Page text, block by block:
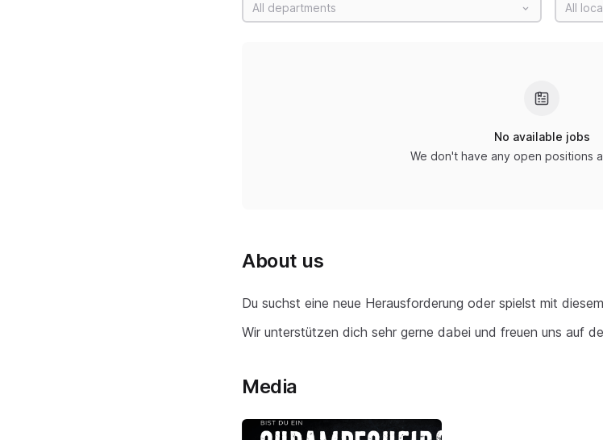
All departments
All
No available jobs
We don't have any open positions
About us
Du suchst eine neue Herausforderung oder spielst mit
Wir unterstützen dich sehr gerne dabei und freuen uns auf
Media